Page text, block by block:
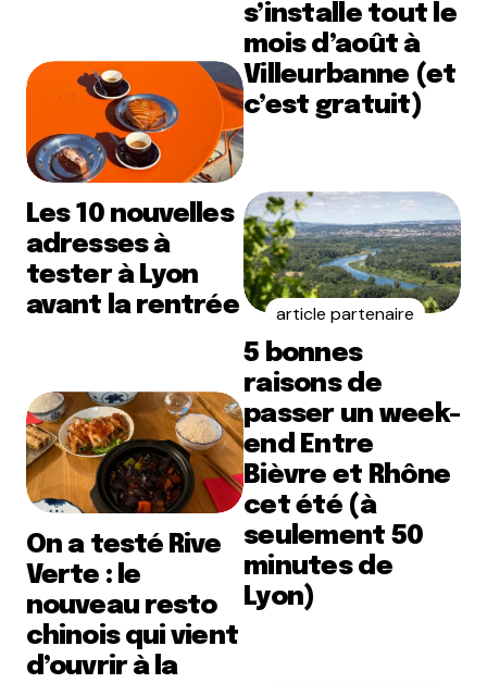
Les 10 nouvelles
adresses à
tester à Lyon
avant la rentrée
On a testé Rive
Verte : le
nouveau resto
chinois qui vient
d’ouvrir à la
s’installe tout le
mois d’août à
Villeurbanne (et
c’est gratuit)
article partenaire
5 bonnes
raisons de
passer un week-
end Entre
Bièvre et Rhône
cet été (à
seulement 50
minutes de
Lyon)